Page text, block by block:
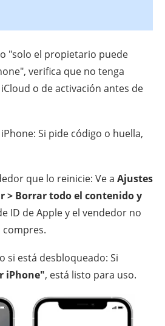
"solo el propietario puede
verifica que no tenga
o de activación antes de
Si pide código o huella,
que lo reinicie: Ve a Ajustes
> Borrar todo el contenido y
ID de Apple y el vendedor no
si está desbloqueado: Si
iPhone", está listo para uso.